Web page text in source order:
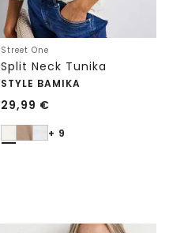
Street One
Split Neck Tunika
STYLE BAMIKA
29,99 €
+ 9